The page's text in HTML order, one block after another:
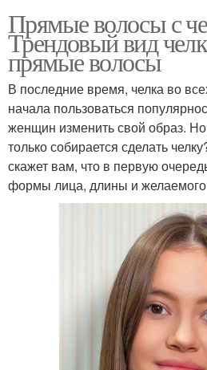
Прямые волосы с
Трендовый вид
прямые волосы
В последние время, челка во
начала пользоваться
женщин изменить свой образ. Но
только собирается сделать
скажет вам, что в первую
формы лица, длины и